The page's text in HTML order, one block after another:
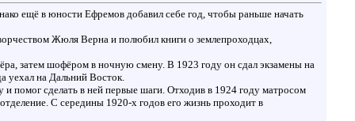
ещё в юности Ефремов добавил себе год, чтобы раньше начать
Жюля Верна и полюбил книги о землепроходцах,
затем шофёром в ночную смену. В 1923 году он сдал экзамены на
уехал на Дальний Восток.
помог сделать в ней первые шаги. Отходив в 1924 году матросом
С середины 1920-х годов его жизнь проходит в